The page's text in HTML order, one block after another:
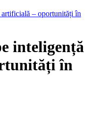
– oportunități în
inteligență
în